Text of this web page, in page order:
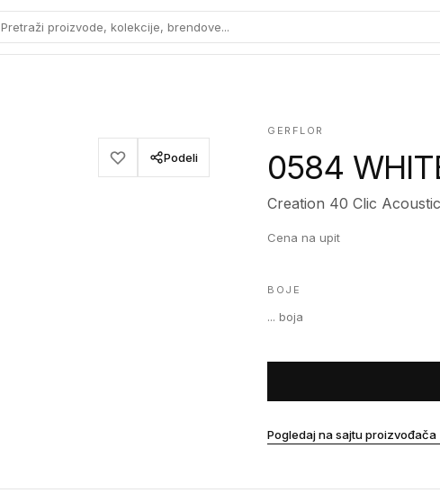
Pretraži proizvode, kolekcije, brendove...
Podeli
GERFLOR
0584
Creation 40 Clic Acoustic
Cena na upit
BOJE
... boja
Pogledaj na sajtu proizvođača